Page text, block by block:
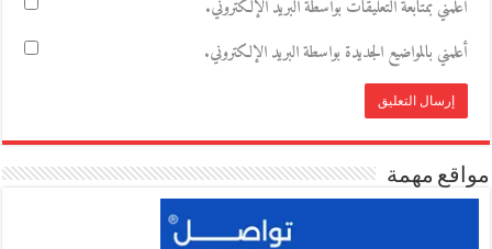
أعلمني بمتابعة التعليقات بواسطة البريد الإلكتروني.
أعلمني بالمواضيع الجديدة بواسطة البريد الإلكتروني.
مواقع مهمة